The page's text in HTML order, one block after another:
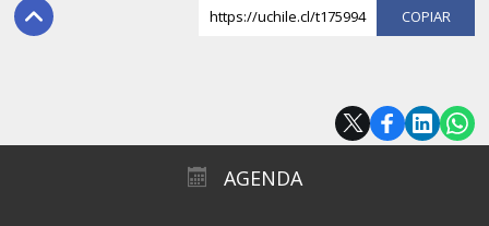
https://uchile.cl/t175994
AGENDA